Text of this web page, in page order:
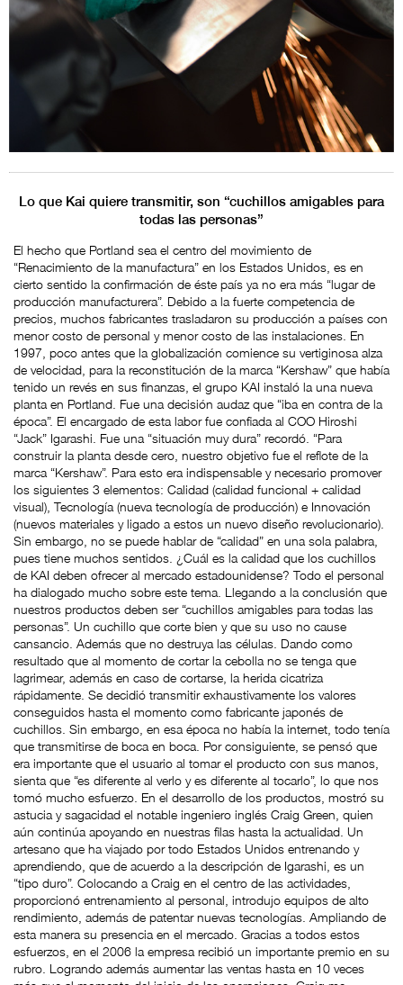
Lo que Kai quiere transmitir, son “cuchillos amigables para
todas las personas”
El hecho que Portland sea el centro del movimiento de
“Renacimiento de la manufactura” en los Estados Unidos, es en
cierto sentido la confirmación de éste país ya no era más “lugar de
producción manufacturera”. Debido a la fuerte competencia de
precios, muchos fabricantes trasladaron su producción a países con
menor costo de personal y menor costo de las instalaciones. En
1997, poco antes que la globalización comience su vertiginosa alza
de velocidad, para la reconstitución de la marca “Kershaw” que había
tenido un revés en sus finanzas, el grupo KAI instaló la una nueva
planta en Portland. Fue una decisión audaz que “iba en contra de la
época”. El encargado de esta labor fue confiada al COO Hiroshi
“Jack” Igarashi. Fue una “situación muy dura” recordó. “Para
construir la planta desde cero, nuestro objetivo fue el reflote de la
marca “Kershaw”. Para esto era indispensable y necesario promover
los siguientes 3 elementos: Calidad (calidad funcional + calidad
visual), Tecnología (nueva tecnología de producción) e Innovación
(nuevos materiales y ligado a estos un nuevo diseño revolucionario).
Sin embargo, no se puede hablar de “calidad” en una sola palabra,
pues tiene muchos sentidos. ¿Cuál es la calidad que los cuchillos
de KAI deben ofrecer al mercado estadounidense? Todo el personal
ha dialogado mucho sobre este tema. Llegando a la conclusión que
nuestros productos deben ser “cuchillos amigables para todas las
personas”. Un cuchillo que corte bien y que su uso no cause
cansancio. Además que no destruya las células. Dando como
resultado que al momento de cortar la cebolla no se tenga que
lagrimear, además en caso de cortarse, la herida cicatriza
rápidamente. Se decidió transmitir exhaustivamente los valores
conseguidos hasta el momento como fabricante japonés de
cuchillos. Sin embargo, en esa época no había la internet, todo tenía
que transmitirse de boca en boca. Por consiguiente, se pensó que
era importante que el usuario al tomar el producto con sus manos,
sienta que “es diferente al verlo y es diferente al tocarlo”, lo que nos
tomó mucho esfuerzo. En el desarrollo de los productos, mostró su
astucia y sagacidad el notable ingeniero inglés Craig Green, quien
aún continúa apoyando en nuestras filas hasta la actualidad. Un
artesano que ha viajado por todo Estados Unidos entrenando y
aprendiendo, que de acuerdo a la descripción de Igarashi, es un
“tipo duro”. Colocando a Craig en el centro de las actividades,
proporcionó entrenamiento al personal, introdujo equipos de alto
rendimiento, además de patentar nuevas tecnologías. Ampliando de
esta manera su presencia en el mercado. Gracias a todos estos
esfuerzos, en el 2006 la empresa recibió un importante premio en su
rubro. Logrando además aumentar las ventas hasta en 10 veces